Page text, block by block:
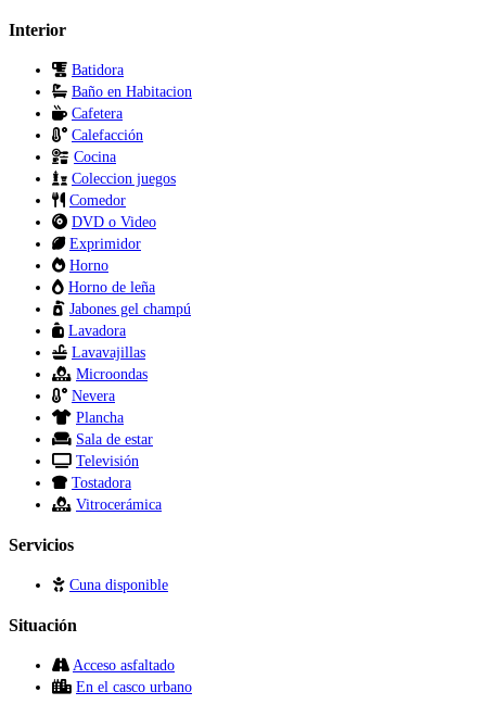
Interior
Batidora
Baño en Habitacion
Cafetera
Calefacción
Cocina
Coleccion juegos
Comedor
DVD o Video
Exprimidor
Horno
Horno de leña
Jabones gel champú
Lavadora
Lavavajillas
Microondas
Nevera
Plancha
Sala de estar
Televisión
Tostadora
Vitrocerámica
Servicios
Cuna disponible
Situación
Acceso asfaltado
En el casco urbano